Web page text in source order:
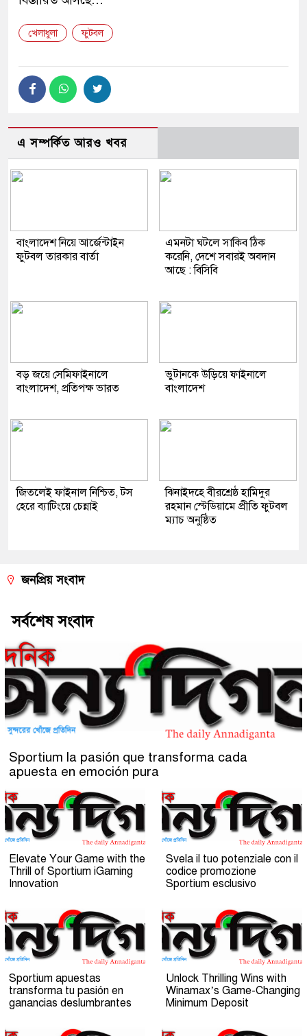
খেলাধুলা ফুটবল
এ সম্পর্কিত আরও খবর
বাংলাদেশ নিয়ে আর্জেন্টাইন
‍ফুটবল তারকার বার্তা
এমনটা ঘটলে সাকিব ঠিক
করেনি, দেশে সবারই অবদান
আছে : বিসিবি
বড় জয়ে সেমিফাইনালে
বাংলাদেশ, প্রতিপক্ষ ভারত
ভুটানকে উড়িয়ে ফাইনালে
বাংলাদেশ
জিতলেই ফাইনাল নিশ্চিত, টস
হেরে ব্যাটিংয়ে চেন্নাই
ঝিনাইদহে বীরশ্রেষ্ঠ হামিদুর
রহমান স্টেডিয়ামে প্রীতি ফুটবল
ম্যাচ অনুষ্ঠিত
জনপ্রিয় সংবাদ
সর্বশেষ সংবাদ
Sportium la pasión que transforma cada
apuesta en emoción pura
Elevate Your Game with the
Thrill of Sportium iGaming
Innovation
Svela il tuo potenziale con il
codice promozione
Sportium esclusivo
Sportium apuestas
transforma tu pasión en
ganancias deslumbrantes
Unlock Thrilling Wins with
Winamax’s Game-Changing
Minimum Deposit